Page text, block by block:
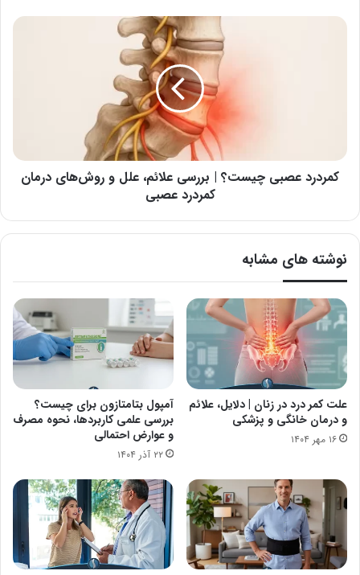
آنتی
کمردرد
روش‌های
درمان
کمردرد عصبی چیست؟ | بررسی علائم، علل و روش‌های درمان
کمردرد عصبی
نوشته های مشابه
علت کمر درد در زنان | دلایل، علائم
و درمان خانگی و پزشکی
۱۶ مهر ۱۴۰۴
آمپول بتامتازون برای چیست؟
بررسی علمی کاربردها، نحوه مصرف
و عوارض احتمالی
۲۲ آذر ۱۴۰۴